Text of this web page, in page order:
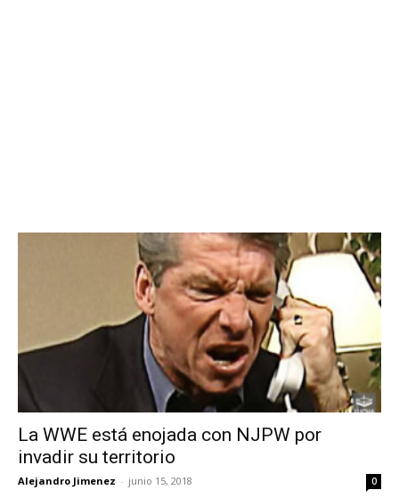
La WWE está enojada con NJPW por
invadir su territorio
Alejandro Jimenez - junio 15, 2018 0